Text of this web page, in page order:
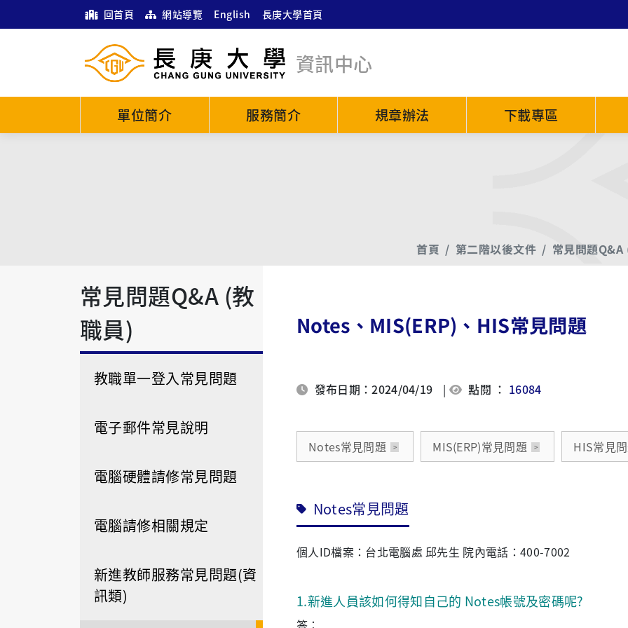
回首頁 網站導覽 English 長庚大學首頁
資訊中心
單位簡介 服務簡介 規章辦法 下載專區
首頁 第二階以後文件 常見問題Q&A
常見問題Q&A (教
職員)
教職單一登入常見問題
電子郵件常見說明
電腦硬體請修常見問題
電腦請修相關規定
新進教師服務常見問題(資
訊類)
Notes、MIS(ERP)、HIS常見問題
發布日期：2024/04/19 | 點閱 ： 16084
Notes常見問題 MIS(ERP)常見問題 HIS常見
Notes常見問題
個人ID檔案：台北電腦處 邱先生 院內電話：400-7002
1.新進人員該如何得知自己的 Notes帳號及密碼呢?
答：